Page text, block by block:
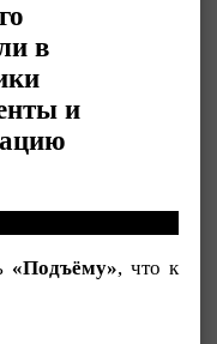
в
и
«Подъёму», что к